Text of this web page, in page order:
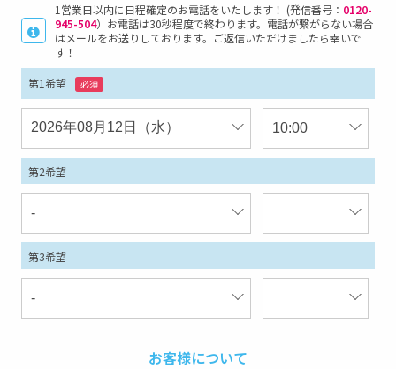
1営業日以内に日程確定のお電話をいたします！ (発信番号： 0120-
945-504）お電話は30秒程度で終わります。電話が繋がらない場合
はメールをお送りしております。ご返信いただけましたら幸いで
す！
第1希望 必須
第2希望
第3希望
お客様について